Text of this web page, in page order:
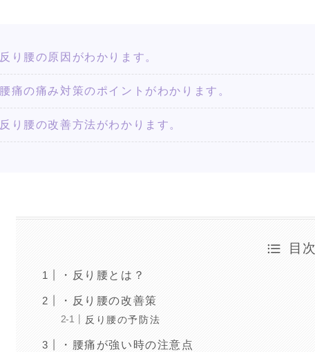
反り腰の原因がわかります。
腰痛の痛み対策のポイントがわかります。
反り腰の改善方法がわかります。
目次
・反り腰とは？
・反り腰の改善策
反り腰の予防法
・腰痛が強い時の注意点